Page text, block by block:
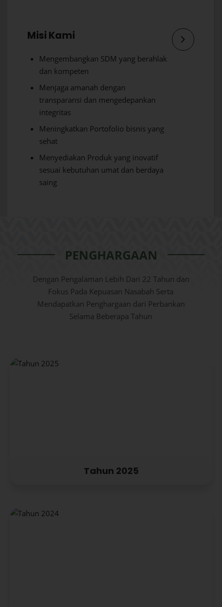
Misi Kami
Mengembangkan SDM yang berahlak
dan kompeten
Menjaga amanah dengan
transparansi dan mengedepankan
integritas
Meningkatkan Portofolio bisnis yang
sehat
Menyediakan Produk yang inovatif
sesuai kebutuhan umat dan berdaya
saing
PENGHARGAAN
Dengan Pengalaman Lebih Dari 22 Tahun dan
Fokus Pada Kepuasan Nasabah Serta
Mendapatkan Penghargaan dari Perbankan
Selama Beberapa Tahun
Tahun 2025